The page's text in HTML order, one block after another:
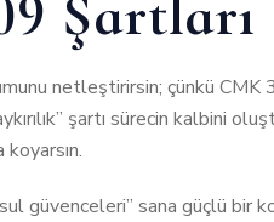
Şartları
netleştirirsin; çünkü CMK
şartı sürecin kalbini
güvenceleri” sana güçlü bir